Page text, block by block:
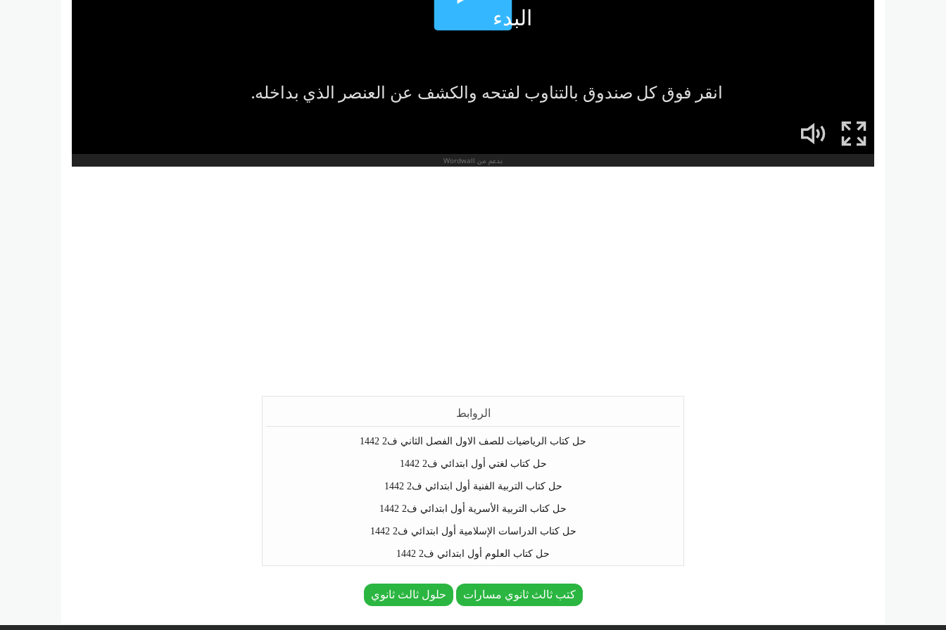
الروابط
حل كتاب الرياضيات للصف الاول الفصل الثاني ف2 1442
حل كتاب لغتي أول ابتدائي ف2 1442
حل كتاب التربية الفنية أول ابتدائي ف2 1442
حل كتاب التربية الأسرية أول ابتدائي ف2 1442
حل كتاب الدراسات الإسلامية أول ابتدائي ف2 1442
حل كتاب العلوم أول ابتدائي ف2 1442
كتب ثالث ثانوي مسارات حلول ثالث ثانوي